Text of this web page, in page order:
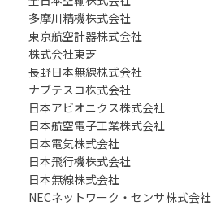
多摩川精機株式会社
東京航空計器株式会社
株式会社東芝
長野日本無線株式会社
ナブテスコ株式会社
日本アビオニクス株式会社
日本航空電子工業株式会社
日本電気株式会社
日本飛行機株式会社
日本無線株式会社
NECネットワーク・センサ株式会社